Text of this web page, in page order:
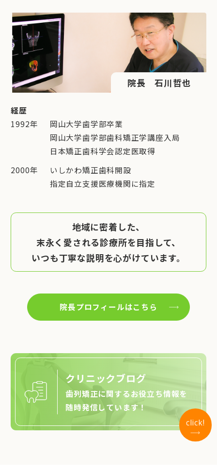
院長 石川哲也
経歴
1992年
岡山大学歯学部卒業
岡山大学歯学部歯科矯正学講座入局
日本矯正歯科学会認定医取得
2000年
いしかわ矯正歯科開設
指定自立支援医療機関に指定
地域に密着した、
末永く愛される診療所を目指して、
いつも丁寧な説明を心がけています。
院長プロフィールはこちら
クリニックブログ
歯列矯正に関するお役立ち情報を
随時発信しています！
click!